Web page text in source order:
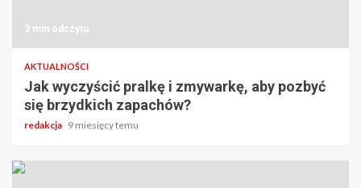
3 min odczytu
AKTUALNOŚCI
Jak wyczyścić pralkę i zmywarkę, aby pozbyć
się brzydkich zapachów?
redakcja 9 miesięcy temu